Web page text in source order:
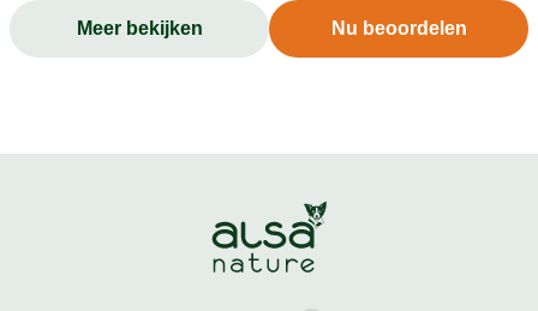
dit héérlijk. En vis is ook gezond vooral zalm want er
zitten veel gezonde vetten in. Lekker en gezond dus
Meer bekijken Nu beoordelen